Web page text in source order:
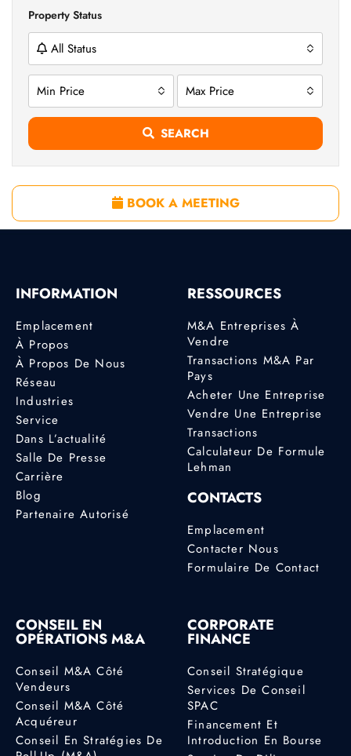
Property Status
All Status
Min Price Max Price
SEARCH
BOOK A MEETING
INFORMATION
Emplacement
À Propos
À Propos De Nous
Réseau
Industries
Service
Dans L’actualité
Salle De Presse
Carrière
Blog
Partenaire Autorisé
RESSOURCES
M&A Entreprises À
Vendre
Transactions M&A Par
Pays
Acheter Une Entreprise
Vendre Une Entreprise
Transactions
Calculateur De Formule
Lehman
CONTACTS
Emplacement
Contacter Nous
Formulaire De Contact
CONSEIL EN
OPÉRATIONS M&A
Conseil M&A Côté
Vendeurs
Conseil M&A Côté
Acquéreur
Conseil En Stratégies De
CORPORATE
FINANCE
Conseil Stratégique
Services De Conseil
SPAC
Financement Et
Introduction En Bourse